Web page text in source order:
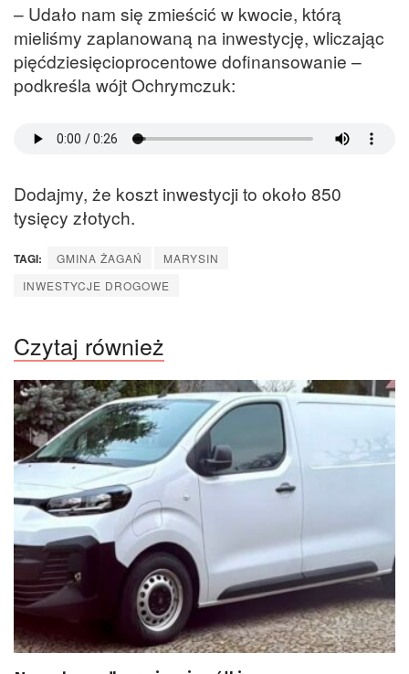
– Udało nam się zmieścić w kwocie, którą
mieliśmy zaplanowaną na inwestycję, wliczając
pięćdziesięcioprocentowe dofinansowanie –
podkreśla wójt Ochrymczuk:
Dodajmy, że koszt inwestycji to około 850
tysięcy złotych.
TAGI: GMINA ŻAGAŃ
MARYSIN
INWESTYCJE DROGOWE
Czytaj również